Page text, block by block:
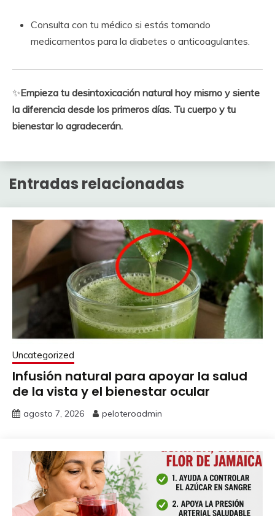
Consulta con tu médico si estás tomando
medicamentos para la diabetes o anticoagulantes.
✨Empieza tu desintoxicación natural hoy mismo y siente
la diferencia desde los primeros días. Tu cuerpo y tu
bienestar lo agradecerán.
Entradas relacionadas
Uncategorized
Infusión natural para apoyar la salud
de la vista y el bienestar ocular
agosto 7, 2026 peloteroadmin